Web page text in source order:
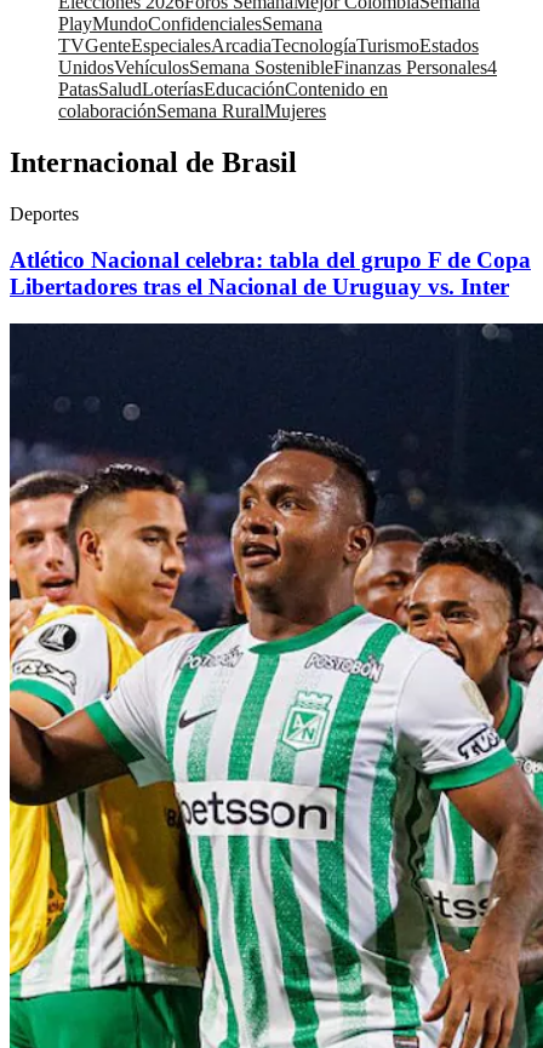
PlayMundoConfidencialesSemana
TVGenteEspecialesArcadiaTecnologíaTurismoEstados
UnidosVehículosSemana SostenibleFinanzas Personales4
PatasSaludLoteríasEducaciónContenido en
colaboraciónSemana RuralMujeres
Internacional de Brasil
Deportes
Atlético Nacional celebra: tabla del grupo F de Copa
Libertadores tras el Nacional de Uruguay vs. Inter